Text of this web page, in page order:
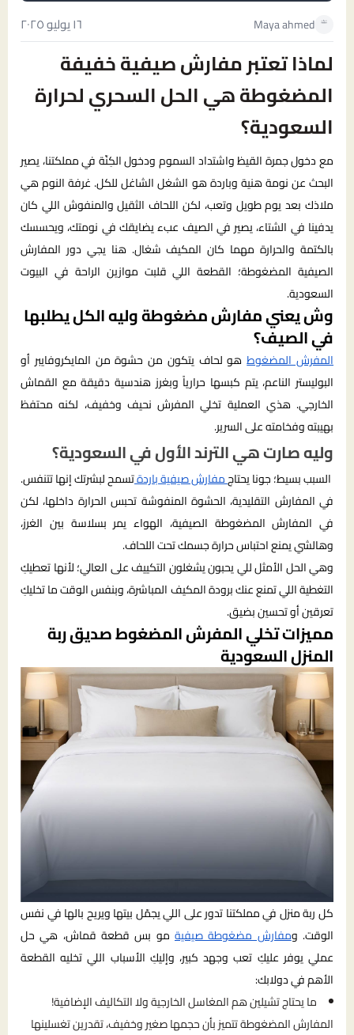
Maya ahmed ١٦ يوليو ٢٠٢٥
لماذا تعتبر مفارش صيفية خفيفة
المضغوطة هي الحل السحري لحرارة
السعودية؟
مع دخول جمرة القيظ واشتداد السموم ودخول الكِنّة في مملكتنا، يصير
البحث عن نومة هنية وباردة هو الشغل الشاغل للكل. غرفة النوم هي
ملاذك بعد يوم طويل وتعب، لكن اللحاف الثقيل والمنفوش اللي كان
يدفينا في الشتاء، يصير في الصيف عبء يضايقك في نومتك، ويحسسك
بالكتمة والحرارة مهما كان المكيف شغال. هنا يجي دور المفارش
الصيفية المضغوطة؛ القطعة اللي قلبت موازين الراحة في البيوت
السعودية.
وش يعني مفارش مضغوطة وليه الكل يطلبها
في الصيف؟
المفرش المضغوطهو لحاف يتكون من حشوة من المايكروفايبر أو
البوليستر الناعم، يتم كبسها حرارياً وبغرز هندسية دقيقة مع القماش
الخارجي. هذي العملية تخلي المفرش نحيف وخفيف، لكنه محتفظ
بهيبته وفخامته على السرير.
وليه صارت هي الترند الأول في السعودية؟
السبب بسيط؛ جونا يحتاجمفارش صيفية باردةتسمح لبشرتك إنها تتنفس.
في المفارش التقليدية، الحشوة المنفوشة تحبس الحرارة داخلها، لكن
في المفارش المضغوطة الصيفية، الهواء يمر بسلاسة بين الغرز،
وهالشي يمنع احتباس حرارة جسمك تحت اللحاف.
وهي الحل الأمثل للي يحبون يشغلون التكييف على العالي؛ لأنها تعطيكِ
التغطية اللي تمنع عنك برودة المكيف المباشرة، وبنفس الوقت ما تخليكِ
تعرقين أو تحسين بضيق.
مميزات تخلي المفرش المضغوط صديق ربة
المنزل السعودية
كل ربة منزل في مملكتنا تدور على اللي يجمّل بيتها ويريح بالها في نفس
الوقت. ومفارش مضغوطة صيفية مو بس قطعة قماش، هي حل
عملي يوفر عليكِ تعب وجهد كبير، وإليكِ الأسباب اللي تخليه القطعة
الأهم في دولابك:
ما يحتاج تشيلين هم المغاسل الخارجية ولا التكاليف الإضافية!
المفارش المضغوطة تتميز بأن حجمها صغير وخفيف، تقدرين تغسلينها